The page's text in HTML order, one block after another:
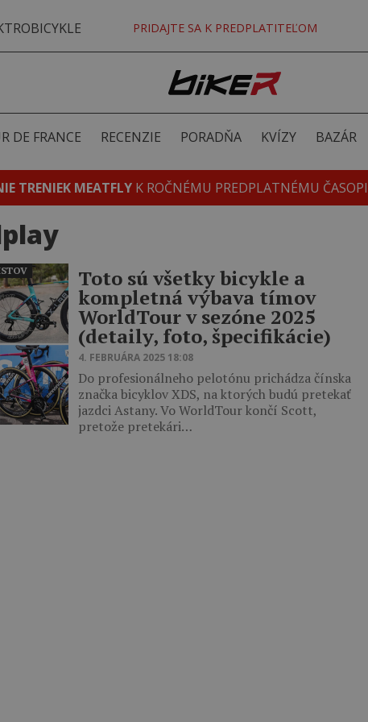
PRIDAJTE SA K PREDPLATITEĽOM
DE FRANCE RECENZIE PORADŇA KVÍZY BAZÁR
TRENIEK MEATFLY K ROČNÉMU PREDPLATNÉMU
Toto sú všetky bicykle a
kompletná výbava tímov
WorldTour v sezóne 2025
(detaily, foto, špecifikácie)
4. FEBRUÁRA 2025 18:08
Do profesionálneho pelotónu prichádza čínska
značka bicyklov XDS, na ktorých budú pretekať
jazdci Astany. Vo WorldTour končí Scott,
pretože pretekári…